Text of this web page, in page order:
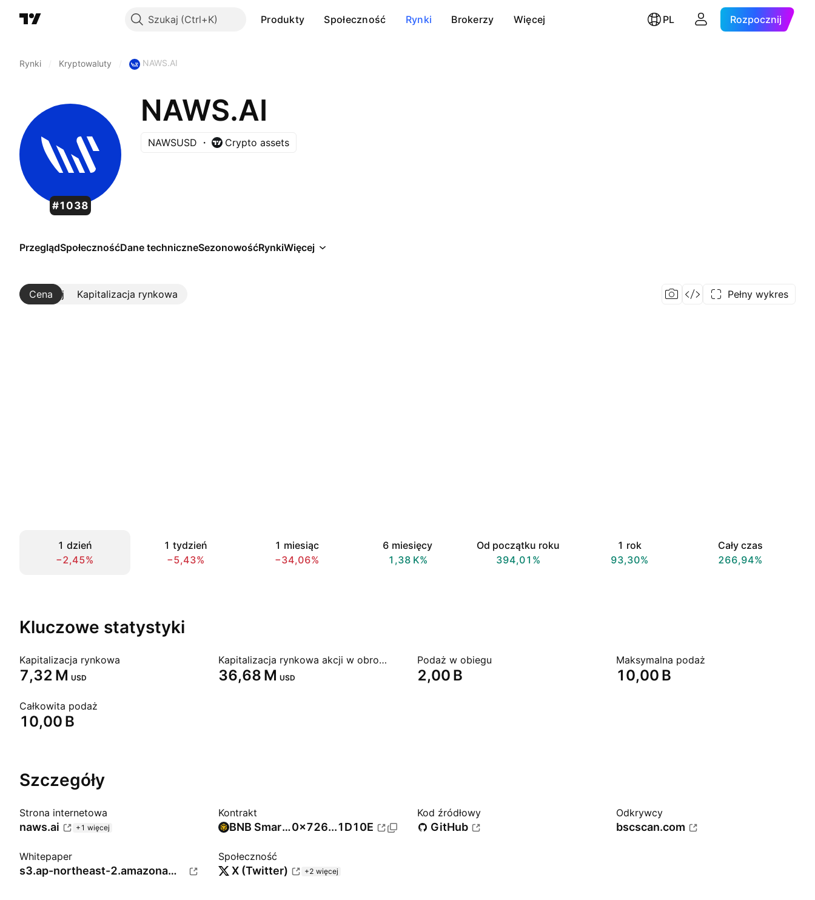
Szukaj Produkty Społeczność Rynki Brokerzy Więcej PL Rozpocznij
Rynki Kryptowaluty NAWS.AI
#1038
NAWS.AI
NAWSUSD Crypto assets
PrzeglądSpołecznośćDane techniczneSezonowośćRynkiWięcej
Cena Kapitalizacja rynkowa
Więcej Pełny wykres
1 dzień
−2,45%
1 tydzień
−5,43%
1 miesiąc
−34,06%
6 miesięcy
‪1,38 K‬%
Od początku roku
394,01%
1 rok
93,30%
Cały czas
266,94%
Kluczowe statystyki
Kapitalizacja rynkowa
‪7,32 M‬ USD
Kapitalizacja rynkowa akcji w obrocie giełdowym
‪36,68 M‬ USD
Podaż w obiegu
‪2,00 B‬
Maksymalna podaż
‪10,00 B‬
Całkowita podaż
‪10,00 B‬
Szczegóły
Strona internetowa
naws.ai +1 więcej
Kontrakt
BNB Smart Chain (BEP20)0x726...1D10E
Kod źródłowy
GitHub
Odkrywcy
bscscan.com
Whitepaper
s3.ap-northeast-2.amazonaws.com
Społeczność
X (Twitter) +2 więcej